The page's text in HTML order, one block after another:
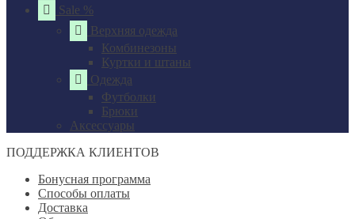
Sale %
Верхняя одежда
Комбинезоны
Куртки и штаны
Одежда
Футболки
Брюки
Аксессуары
ПОДДЕРЖКА КЛИЕНТОВ
Бонусная программа
Способы оплаты
Доставка